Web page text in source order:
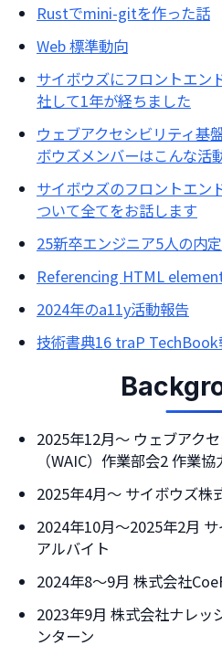
Rustでmini-gitを作った話
Web 標準動向
サイボウズにフロントエン
社して1年が経ちました
ウェブアクセシビリティ基
ボウズメンバーはこんな活
サイボウズのフロントエン
ついて全てをお話します
25新卒エンジニア5人の内
Referencing HTML
2024年のa11y活動報告
技術書典16 traP TechBook
2025年12月～ ウェブアク
（WAIC）作業部会2 作業協
2025年4月～ サイボウズ株
2024年10月～2025年2月
アルバイト
2024年8～9月 株式会社
2023年9月 株式会社ナレッ
ンターン